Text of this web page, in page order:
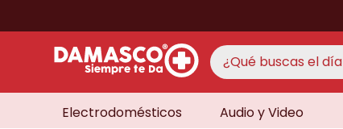
¿Qué buscas el día
Electrodomésticos Audio y Video